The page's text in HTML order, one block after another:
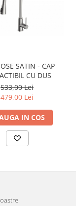
SATIN - CAP
CU DUS
533,00 Lei
479,00 Lei
IN COS